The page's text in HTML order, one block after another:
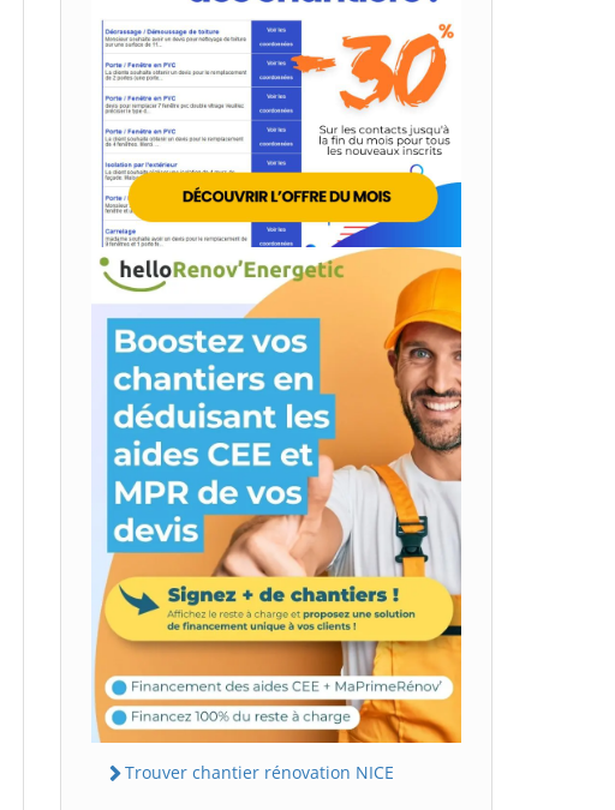
Trouver chantier rénovation NICE